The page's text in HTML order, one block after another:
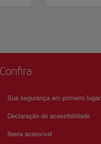
Confira
Sua segurança em primeiro lugar
Declaração de acessibilidade
Iberia acessível